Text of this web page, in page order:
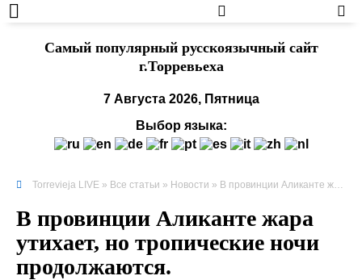
Cамый популярный русскоязычный сайт
г.Торревьеха
7 Августа 2026, Пятница
Выбор языка:
Torrevieja LIVE » Все статьи » Новости » В провинции Аликанте жара утихает, но тропические ночи продолжаются.
В провинции Аликанте жара
утихает, но тропические ночи
продолжаются.